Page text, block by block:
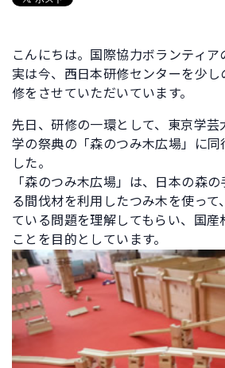
こんにちは。国際協力ボランティア
実は今、西日本研修センターを少
修をさせていただいています。
先日、研修の一環として、東京学芸
学の祭典の「森のつみ木広場」に同
した。
「森のつみ木広場」は、日本の森
る間伐材を利用したつみ木を使って
ている問題を理解してもらい、国産
ことを目的としています。